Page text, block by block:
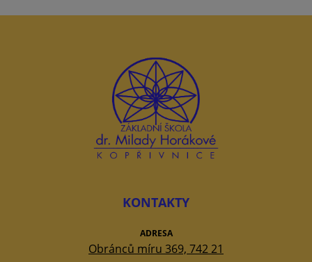
KONTAKTY
ADRESA
Obránců míru 369, 742 21